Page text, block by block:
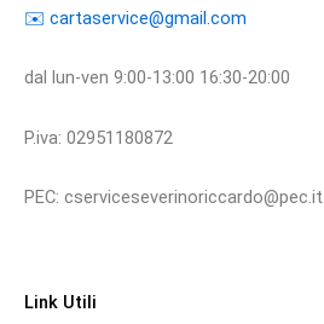
​​✉️ ​cartaservice@gmail.com
dal lun-ven 9:00-13:00 16:30-20:00
P.iva: 02951180872
PEC: cserviceseverinoriccardo@pec.it
Link Utili